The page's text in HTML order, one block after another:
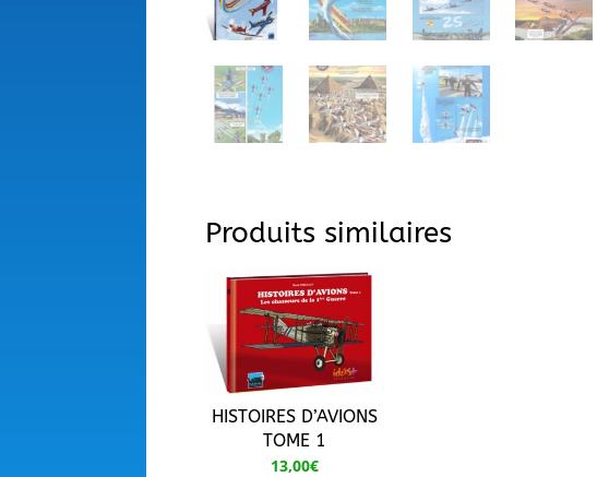
Produits similaires
HISTOIRES D’AVIONS
TOME 1
13,00€